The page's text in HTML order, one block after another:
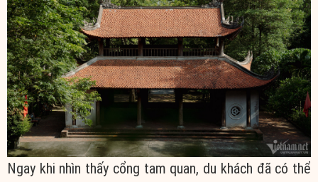
Ngay khi nhìn thấy cổng tam quan, du khách đã có thể